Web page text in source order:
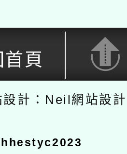
頁
設計：Neil網站設